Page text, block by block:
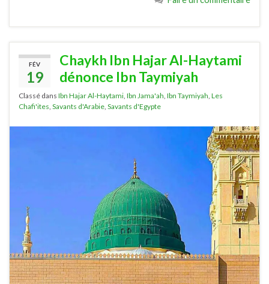
FÉV
19
Chaykh Ibn Hajar Al-Haytami
dénonce Ibn Taymiyah
Classé dans Ibn Hajar Al-Haytami, Ibn Jama'ah, Ibn Taymiyah, Les
Chafi'ites, Savants d'Arabie, Savants d'Egypte